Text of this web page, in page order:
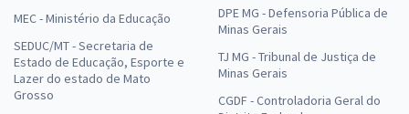
MEC - Ministério da Educação
SEDUC/MT - Secretaria de
Estado de Educação, Esporte e
Lazer do estado de Mato
Grosso
DPE MG - Defensoria Pública de
Minas Gerais
TJ MG - Tribunal de Justiça de
Minas Gerais
CGDF - Controladoria Geral do